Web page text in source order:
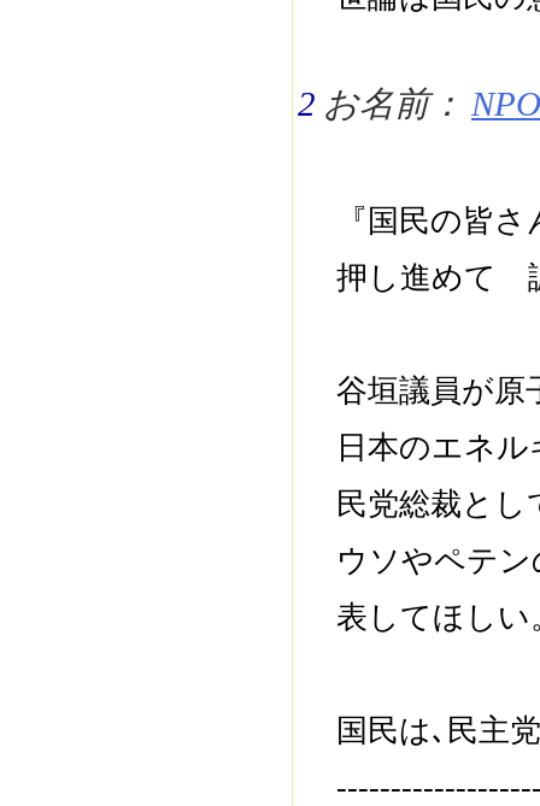
2 お名前：
『国民の皆
押し進めて
谷垣議員が
日本のエネ
民党総裁と
ウソやペテ
表してほしい
国民は､民主